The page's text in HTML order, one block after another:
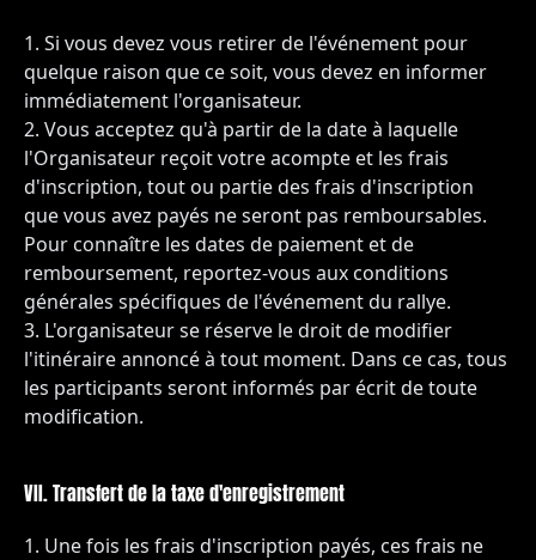
Si vous devez vous retirer de l'événement pour
quelque raison que ce soit, vous devez en informer
immédiatement l'organisateur.
Vous acceptez qu'à partir de la date à laquelle
l'Organisateur reçoit votre acompte et les frais
d'inscription, tout ou partie des frais d'inscription
que vous avez payés ne seront pas remboursables.
Pour connaître les dates de paiement et de
remboursement, reportez-vous aux conditions
générales spécifiques de l'événement du rallye.
L'organisateur se réserve le droit de modifier
l'itinéraire annoncé à tout moment. Dans ce cas, tous
les participants seront informés par écrit de toute
modification.
VII. Transfert de la taxe d'enregistrement
Une fois les frais d'inscription payés, ces frais ne